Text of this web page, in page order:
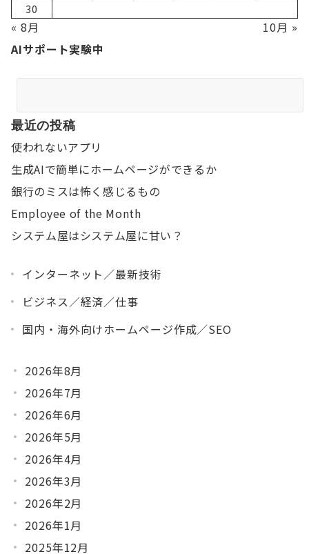
30
« 8月
10月 »
AIサポート実験中
最近の投稿
使われないアプリ
生成AIで簡単にホームページができるか
銀行のミスは怖く感じるもの
Employee of the Month
システム屋はシステム屋に甘い？
インターネット／最新技術
ビジネス／経済／仕事
国内・海外向けホームページ作成／SEO
2026年8月
2026年7月
2026年6月
2026年5月
2026年4月
2026年3月
2026年2月
2026年1月
2025年12月